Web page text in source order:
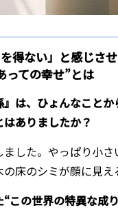
得ない」と感じさ
っての幸せ”とは
は、ひょんなこと
ありましたか？
ました。やっぱり小
床のシミが顔に見え
“この世界の特異な成